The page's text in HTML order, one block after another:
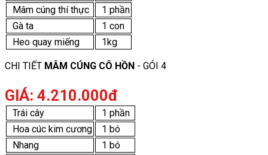
Mâm cúng thí thực
1 phần
Gà ta
1 con
Heo quay miếng
1kg
CHI TIẾT MÂM CÚNG CÔ HỒN - GÓI 4
GIÁ: 4.210.000đ
Trái cây
1 phần
Hoa cúc kim cương
1 bó
Nhang
1 bó